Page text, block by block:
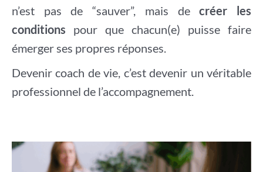
n’est pas de “sauver”, mais decréer les
conditions pour que chacun(e) puisse faire
émerger ses propres réponses.
Devenir coach de vie, c’est devenir un véritable
professionnel de l’accompagnement.